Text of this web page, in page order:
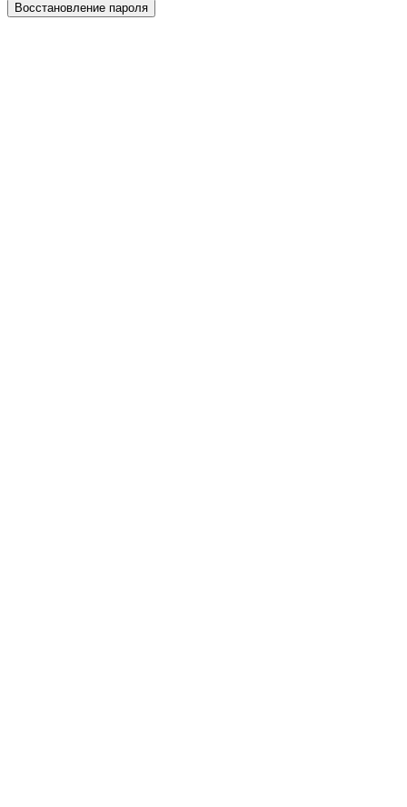
Восстановление пароля